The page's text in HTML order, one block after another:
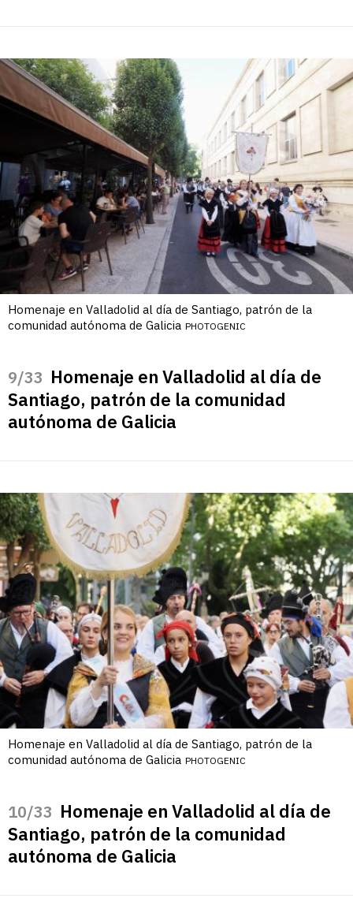
Homenaje en Valladolid al día de Santiago, patrón de la
comunidad autónoma de Galicia PHOTOGENIC
/33 Homenaje en Valladolid al día de
Santiago, patrón de la comunidad
autónoma de Galicia
Homenaje en Valladolid al día de Santiago, patrón de la
comunidad autónoma de Galicia PHOTOGENIC
/33 Homenaje en Valladolid al día de
Santiago, patrón de la comunidad
autónoma de Galicia